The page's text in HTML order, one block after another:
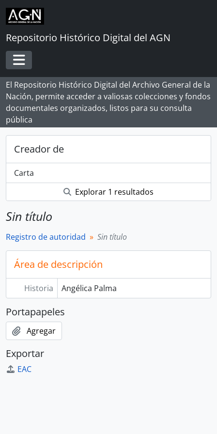
Skip to main content
Repositorio Histórico Digital del AGN
Toggle navigation
El Repositorio Histórico Digital del Archivo General de la
Nación, permite acceder a valiosas colecciones y fondos
documentales organizados, listos para su consulta
pública
Creador de
Carta
Explorar 1 resultados
Sin título
Registro de autoridad Sin título
Área de descripción
Historia Angélica Palma
Portapapeles
Agregar
Exportar
EAC